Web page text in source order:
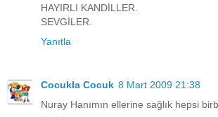
HAYIRLI KANDİLLER.
SEVGİLER.
Yanıtla
Cocukla Cocuk 8 Mart 2009 21:38
Nuray Hanımın ellerine sağlık hepsi